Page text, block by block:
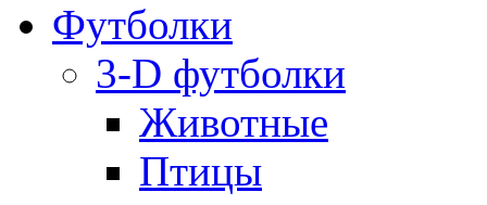
Футболки
3-D футболки
Животные
Птицы